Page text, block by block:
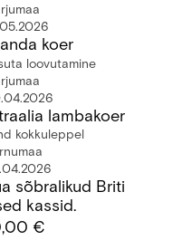
koer
loovutamine
lambakoer
kokkuleppel
sõbralikud Briti
kassid.
€